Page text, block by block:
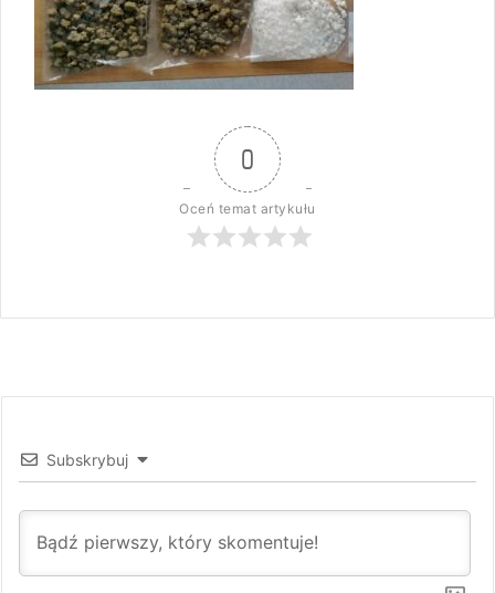
0
Oceń temat artykułu
Subskrybuj